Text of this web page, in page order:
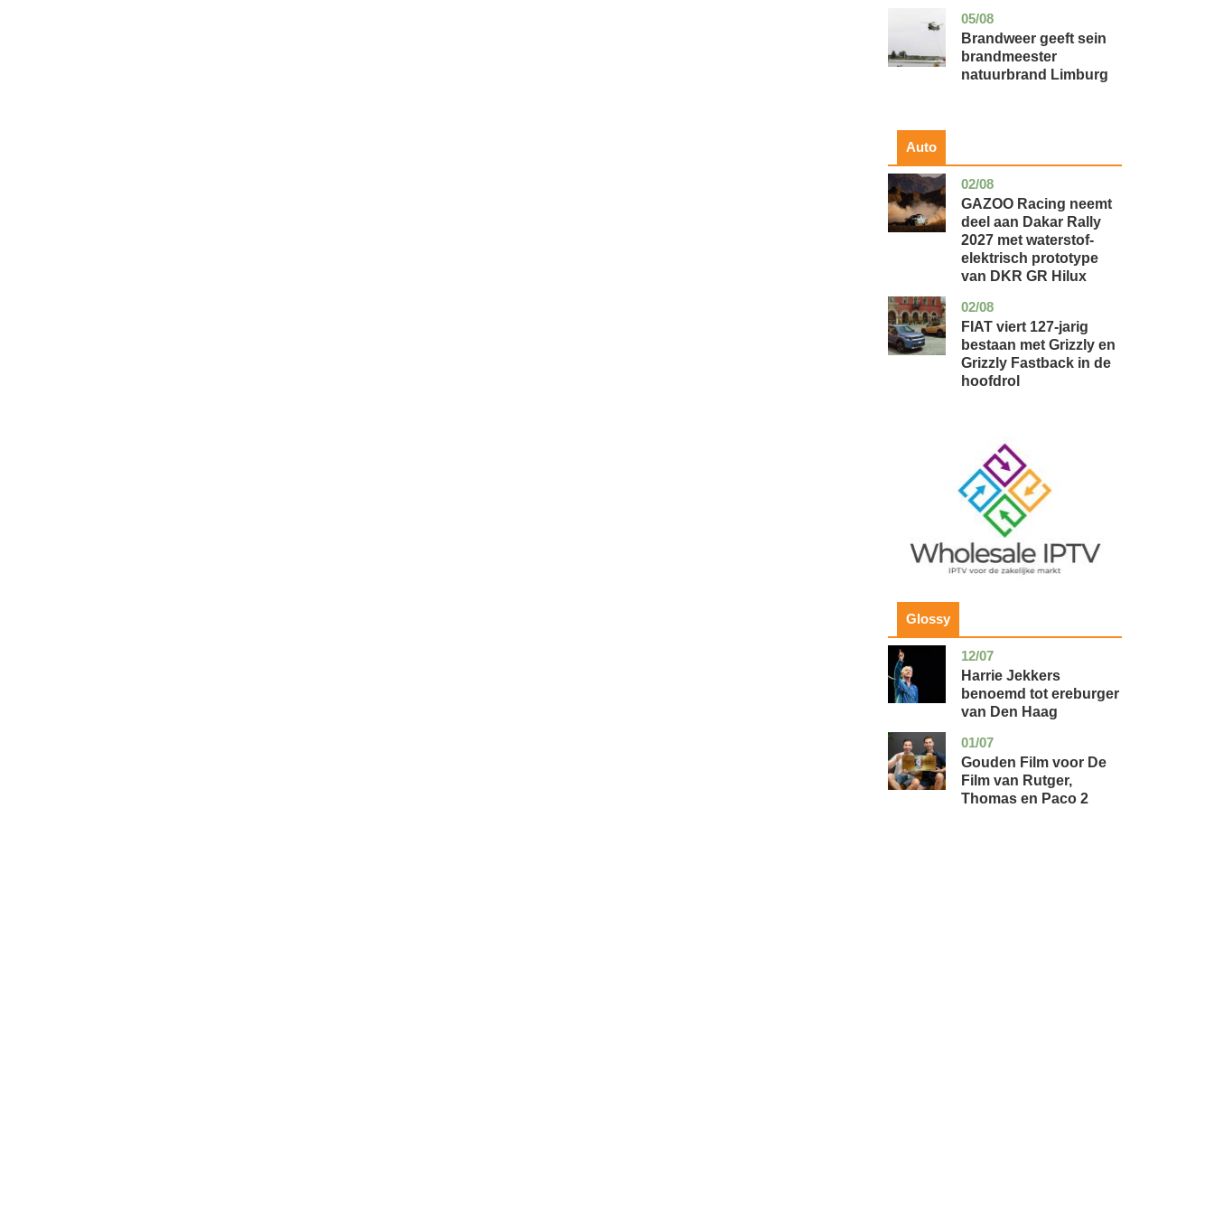
05/08
limburg
nieuws
Brandweer geeft sein
brandmeester
natuurbrand Limburg
Auto
02/08
auto
GAZOO Racing neemt
deel aan Dakar Rally
2027 met waterstof-
elektrisch prototype
van DKR GR Hilux
02/08
auto
FIAT viert 127-jarig
bestaan met Grizzly en
Grizzly Fastback in de
hoofdrol
Glossy
12/07
zuid-
holland
glossy
Harrie Jekkers
benoemd tot ereburger
van Den Haag
01/07
utrecht
glossy
Gouden Film voor De
Film van Rutger,
Thomas en Paco 2